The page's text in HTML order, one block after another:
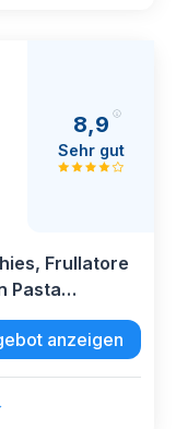
8,9
Sehr gut
Frullatore
Pasta
Ragazze,
anzeigen